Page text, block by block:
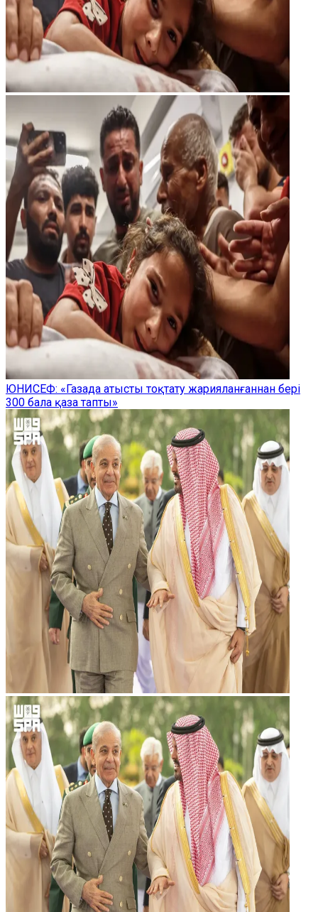
ЮНИСЕФ: «Газада атысты тоқтату жарияланғаннан бері
300 бала қаза тапты»